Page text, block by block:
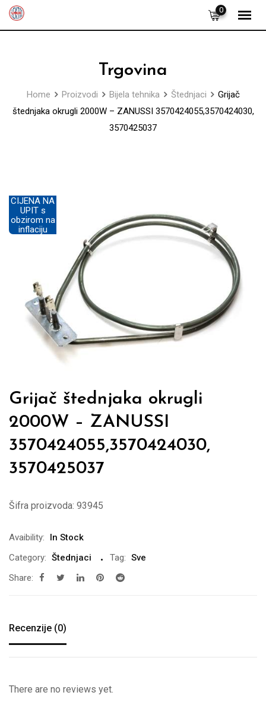
Skip
0
Trgovina
Home Proizvodi Bijela tehnika Štednjaci
Grijač
štednjaka okrugli 2000W – ZANUSSI 3570424055,3570424030,
3570425037
CIJENA NA
UPIT s
obzirom na
inflaciju
Grijač štednjaka okrugli
2000W – ZANUSSI
3570424055,3570424030,
3570425037
Šifra proizvoda: 93945
Avaibility:
In Stock
Category: Štednjaci Tag: Sve
Share:
Recenzije (0)
There are no reviews yet.